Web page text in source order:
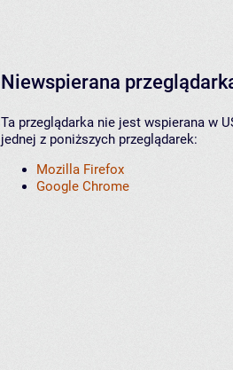
Niewspierana
Ta przeglądarka nie jest wspierana w
jednej z poniższych przeglądarek:
Mozilla Firefox
Google Chrome